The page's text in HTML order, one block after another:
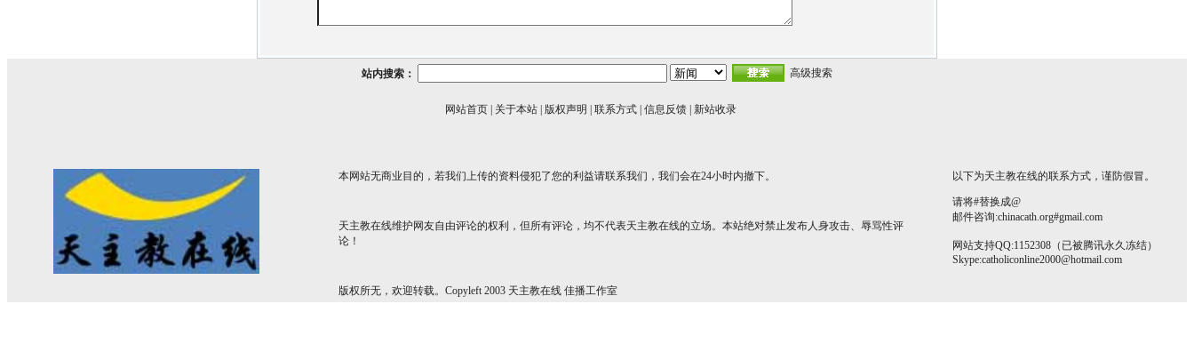
站内搜索： 高级搜索
网站首页 关于本站 版权声明 联系方式 信息反馈 新站收录
本网站无商业目的，若我们上传的资料侵犯了您的利益请联系我们，我们会在24小时内撤下。
天主教在线维护网友自由评论的权利，但所有评论，均不代表天主教在线的立场。本站绝对禁止发布人身攻击、辱骂性评
论！
版权所无，欢迎转载。Copyleft 2003 天主教在线 佳播工作室
以下为天主教在线的联系方式，谨防假冒。
请将#替换成@
邮件咨询:chinacath.org#gmail.com
网站支持QQ:1152308（已被腾讯永久冻结）
Skype:catholiconline2000@hotmail.com